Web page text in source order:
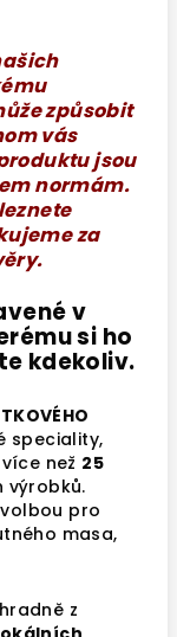
způsobit
vás
jsou
normám.
za
v
si ho
kdekoliv.
speciality,
než 25
výrobků.
pro
masa,
z